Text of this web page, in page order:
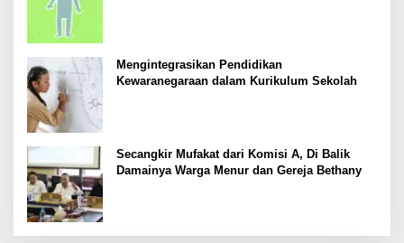
Mengintegrasikan Pendidikan
Kewaranegaraan dalam Kurikulum Sekolah
Secangkir Mufakat dari Komisi A, Di Balik
Damainya Warga Menur dan Gereja Bethany